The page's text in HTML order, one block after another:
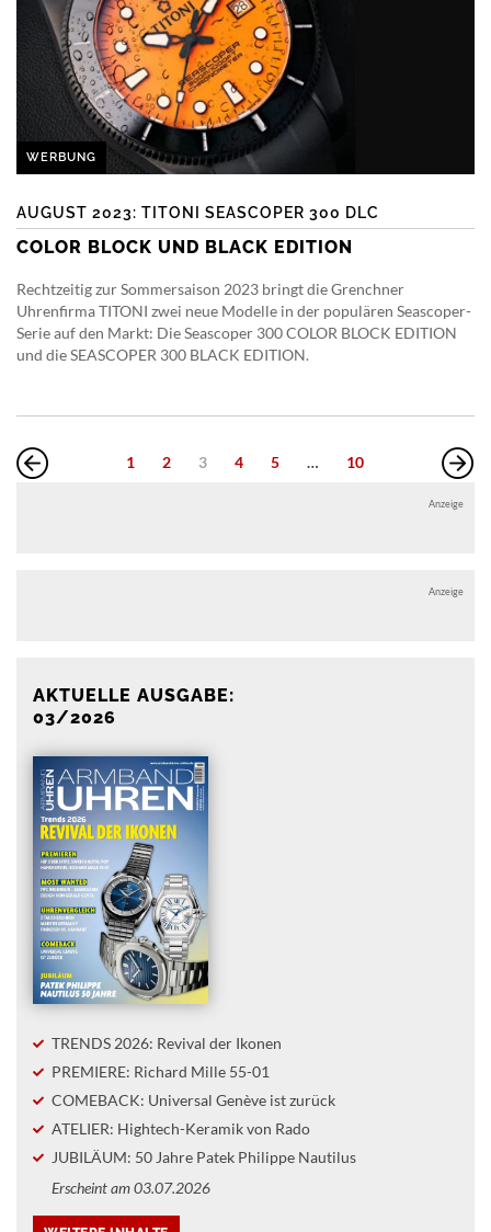
WERBUNG
AUGUST 2023: TITONI SEASCOPER 300 DLC
COLOR BLOCK UND BLACK EDITION
Rechtzeitig zur Sommersaison 2023 bringt die Grenchner
Uhrenfirma TITONI zwei neue Modelle in der populären Seascoper-
Serie auf den Markt: Die Seascoper 300 COLOR BLOCK EDITION
und die SEASCOPER 300 BLACK EDITION.
1 2 3 4 5 … 10
Anzeige
Anzeige
AKTUELLE AUSGABE:
03/2026
TRENDS 2026: Revival der Ikonen
PREMIERE: Richard Mille 55-01
COMEBACK: Universal Genève ist zurück
ATELIER: Hightech-Keramik von Rado
JUBILÄUM: 50 Jahre Patek Philippe Nautilus
Erscheint am 03.07.2026